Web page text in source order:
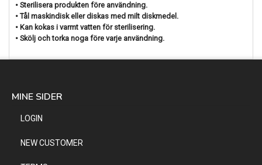
• Sterilisera produkten före användning.
• Tål maskindisk eller diskas med milt diskmedel.
• Kan kokas i varmt vatten för sterilisering.
• Skölj och torka noga före varje användning.
MINE SIDER
LOGIN
NEW CUSTOMER